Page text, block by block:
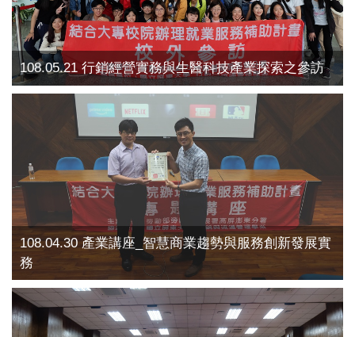
108.05.21 行銷經營實務與生醫科技產業探索之參訪
108.04.30 產業講座_智慧商業趨勢與服務創新發展實
務